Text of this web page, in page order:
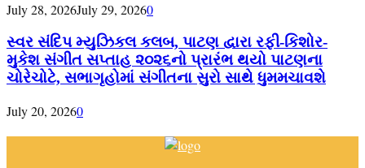
July 28, 2026July 29, 20260
સ્વર સંદિપ મ્યુઝિકલ કલબ, પાટણ દ્વારા રફી-કિશોર-
મુકેશ સંગીત સપ્તાહ ૨૦૨૬નો પ્રારંભ થયો પાટણના
ચોરેચોટે, સભાગૃહોમાં સંગીતના સુરો સાથે ધુમમચાવશે
July 20, 20260